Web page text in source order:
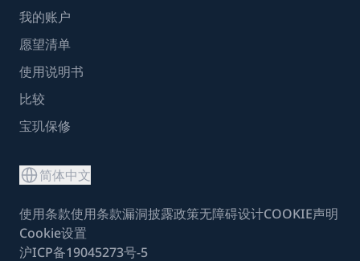
我的账户
愿望清单
使用说明书
比较
宝玑保修
简体中文
使用条款使用条款漏洞披露政策无障碍设计COOKIE声明
Cookie设置
沪ICP备19045273号-5